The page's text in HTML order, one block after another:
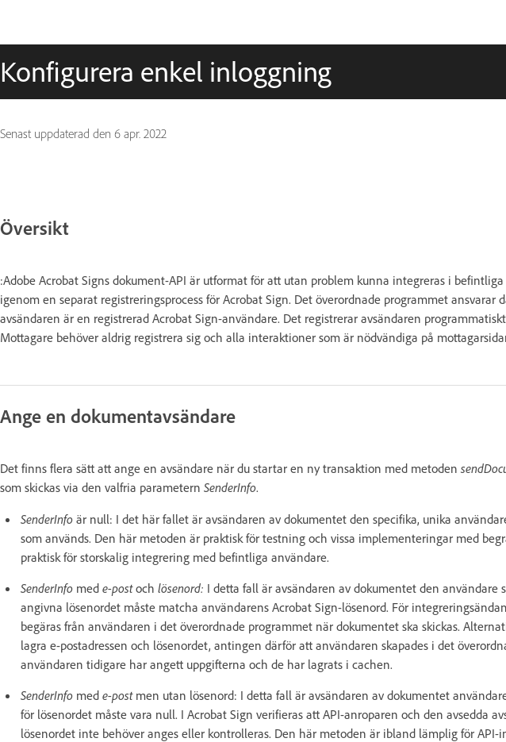
Konfigurera enkel inloggning
Senast uppdaterad den 6 apr. 2022
Översikt
:Adobe Acrobat Signs dokument-API är utformat för att utan problem kunna integreras i
igenom en separat registreringsprocess för Acrobat Sign. Det överordnade programmet ansvarar
avsändaren är en registrerad Acrobat Sign-användare. Det registrerar avsändaren
Mottagare behöver aldrig registrera sig och alla interaktioner som är nödvändiga på
Ange en dokumentavsändare
Det finns flera sätt att ange en avsändare när du startar en ny transaktion med metoden
som skickas via den valfria parametern SenderInfo.
SenderInfo är null: I det här fallet är avsändaren av dokumentet den specifika, unika
som används. Den här metoden är praktisk för testning och vissa implementeringar med
praktisk för storskalig integrering med befintliga användare.
SenderInfo med e-postoch lösenord: I detta fall är avsändaren av dokumentet den användare
angivna lösenordet måste matcha användarens Acrobat Sign-lösenord. För
begäras från användaren i det överordnade programmet när dokumentet ska skickas.
lagra e-postadressen och lösenordet, antingen därför att användaren skapades i det
användaren tidigare har angett uppgifterna och de har lagrats i cachen.
SenderInfo med e-postmen utan lösenord: I detta fall är avsändaren av dokumentet
för lösenordet måste vara null. I Acrobat Sign verifieras att API-anroparen och den avsedda
lösenordet inte behöver anges eller kontrolleras. Den här metoden är ibland lämplig för